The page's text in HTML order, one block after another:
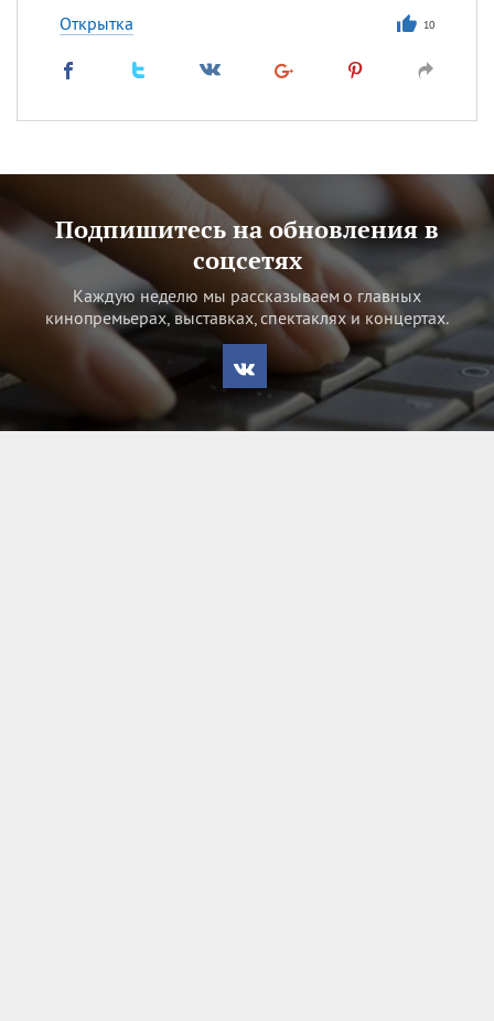
Открытка 10
Подпишитесь на обновления в
соцсетях
Каждую неделю мы рассказываем о главных
кинопремьерах, выставках, спектаклях и концертах.